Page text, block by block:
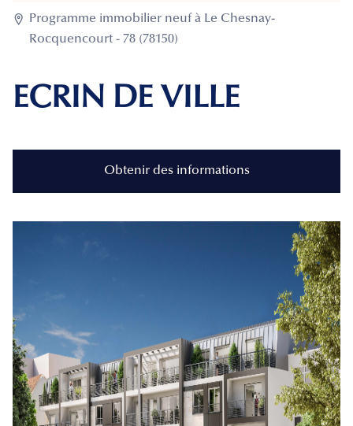

Programme immobilier neuf à Le Chesnay-
Rocquencourt - 78 (78150)
ECRIN DE VILLE
Obtenir des informations